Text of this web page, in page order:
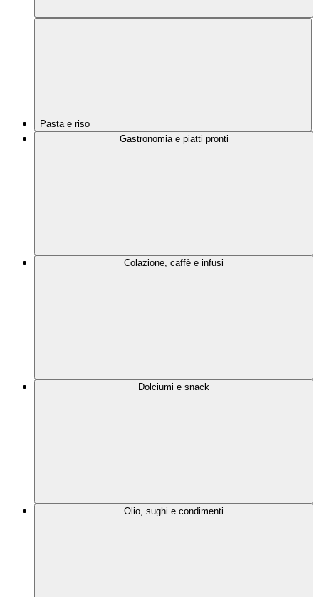
Pasta e riso
Gastronomia e piatti pronti
Colazione, caffè e infusi
Dolciumi e snack
Olio, sughi e condimenti